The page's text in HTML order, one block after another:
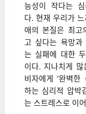
능성이 작다는
다. 현재 우리가
애의 본질은 최고
고 싶다는 욕망과
는 실패에 대한
이다. 지나치게
비자에게 ‘완벽한
하는 심리적 압박
는 스트레스로 이